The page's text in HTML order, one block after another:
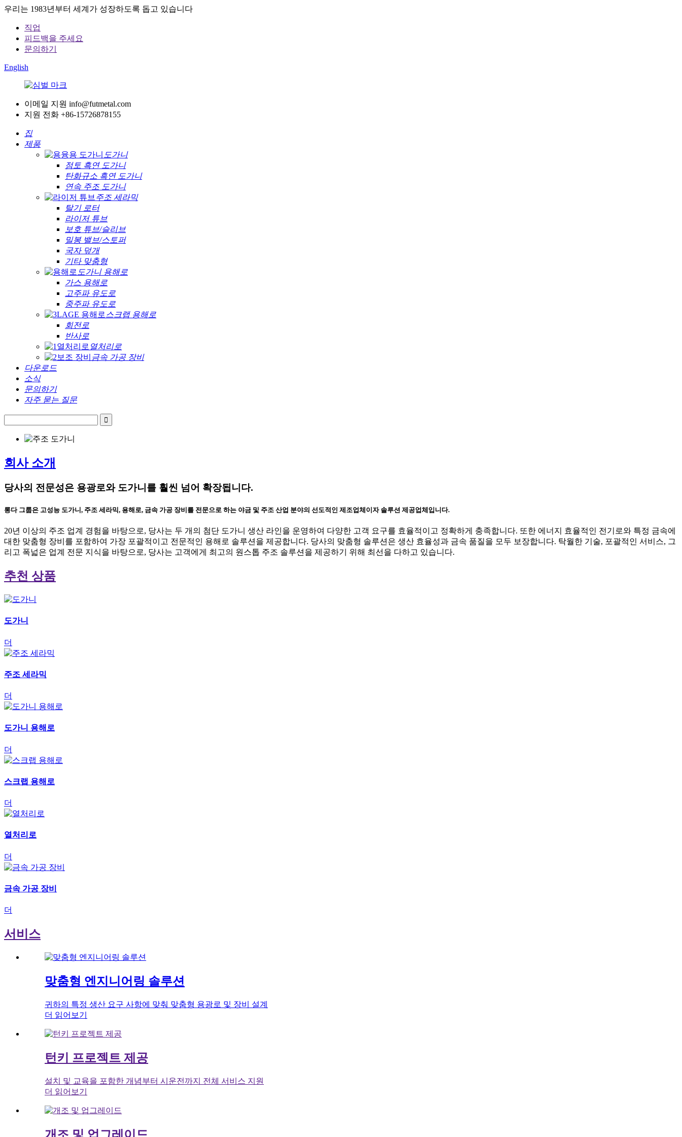
우리는 1983년부터 세계가 성장하도록 돕고 있습니다
직업
피드백을 주세요
문의하기
English
이메일 지원 info@futmetal.com
지원 전화 +86-15726878155
집
제품
도가니
점토 흑연 도가니
탄화규소 흑연 도가니
연속 주조 도가니
주조 세라믹
탈기 로터
라이저 튜브
보호 튜브/슬리브
밀봉 밸브/스토퍼
국자 덮개
기타 맞춤형
도가니 용해로
가스 용해로
고주파 유도로
중주파 유도로
스크랩 용해로
회전로
반사로
열처리로
금속 가공 장비
다운로드
소식
문의하기
자주 묻는 질문
회사 소개
당사의 전문성은 용광로와 도가니를 훨씬 넘어 확장됩니다.
롱다 그룹은 고성능 도가니, 주조 세라믹, 용해로, 금속 가공 장비를 전문으로 하는 야금 및 주조 산업 분야의 선도적인 제조업체이자 솔루션 제공업체입니다.
20년 이상의 주조 업계 경험을 바탕으로, 당사는 두 개의 첨단 도가니 생산 라인을 운영하여 다양한 고객 요구를 효율적이고 정확하게 충족합니다. 또한 에너지 효율적인 전기로와 특정 금속에
대한 맞춤형 장비를 포함하여 가장 포괄적이고 전문적인 용해로 솔루션을 제공합니다. 당사의 맞춤형 솔루션은 생산 효율성과 금속 품질을 모두 보장합니다. 탁월한 기술, 포괄적인 서비스, 그
리고 폭넓은 업계 전문 지식을 바탕으로, 당사는 고객에게 최고의 원스톱 주조 솔루션을 제공하기 위해 최선을 다하고 있습니다.
추천 상품
도가니
더
주조 세라믹
더
도가니 용해로
더
스크랩 용해로
더
열처리로
더
금속 가공 장비
더
서비스
맞춤형 엔지니어링 솔루션
귀하의 특정 생산 요구 사항에 맞춰 맞춤형 용광로 및 장비 설계
더 읽어보기
턴키 프로젝트 제공
설치 및 교육을 포함한 개념부터 시운전까지 전체 서비스 지원
더 읽어보기
개조 및 업그레이드